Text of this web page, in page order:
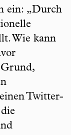
ein: „Durch
Wie kann
Grund,
Twitter-